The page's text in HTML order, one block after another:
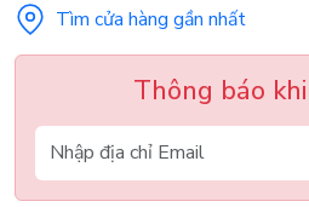
Tìm cửa hàng gần nhất
Thông báo